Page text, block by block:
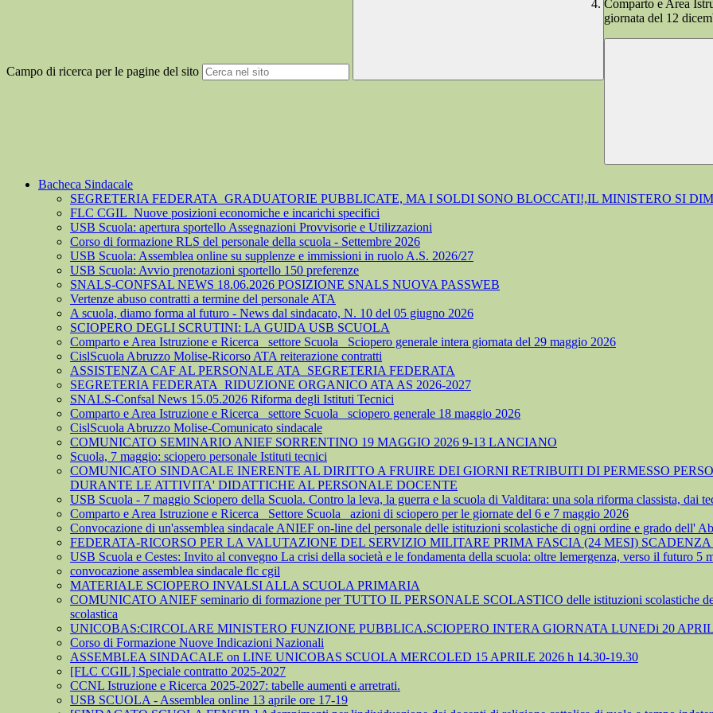
Campo di ricerca per le pagine del sito
Comparto e Area
giornata del 12
Bacheca Sindacale
SEGRETERIA FEDERATA_GRADUATORIE PUBBLICATE, MA I SOLDI SONO BLOCCATI!,IL MINISTERO SI
FLC CGIL_Nuove posizioni economiche e incarichi specifici
USB Scuola: apertura sportello Assegnazioni Provvisorie e Utilizzazioni
Corso di formazione RLS del personale della scuola - Settembre 2026
USB Scuola: Assemblea online su supplenze e immissioni in ruolo A.S. 2026/27
USB Scuola: Avvio prenotazioni sportello 150 preferenze
SNALS-CONFSAL NEWS 18.06.2026 POSIZIONE SNALS NUOVA PASSWEB
Vertenze abuso contratti a termine del personale ATA
A scuola, diamo forma al futuro - News dal sindacato, N. 10 del 05 giugno 2026
SCIOPERO DEGLI SCRUTINI: LA GUIDA USB SCUOLA
Comparto e Area Istruzione e Ricerca_ settore Scuola_ Sciopero generale intera giornata del 29 maggio 2026
CislScuola Abruzzo Molise-Ricorso ATA reiterazione contratti
ASSISTENZA CAF AL PERSONALE ATA_SEGRETERIA FEDERATA
SEGRETERIA FEDERATA_RIDUZIONE ORGANICO ATA AS 2026-2027
SNALS-Confsal News 15.05.2026 Riforma degli Istituti Tecnici
Comparto e Area Istruzione e Ricerca_ settore Scuola_ sciopero generale 18 maggio 2026
CislScuola Abruzzo Molise-Comunicato sindacale
COMUNICATO SEMINARIO ANIEF SORRENTINO 19 MAGGIO 2026 9-13 LANCIANO
Scuola, 7 maggio: sciopero personale Istituti tecnici
COMUNICATO SINDACALE INERENTE AL DIRITTO A FRUIRE DEI GIORNI RETRIBUITI DI PERMESSO
DURANTE LE ATTIVITA' DIDATTICHE AL PERSONALE DOCENTE
USB Scuola - 7 maggio Sciopero della Scuola. Contro la leva, la guerra e la scuola di Valditara: una sola riforma classista, dai
Comparto e Area Istruzione e Ricerca_ Settore Scuola_ azioni di sciopero per le giornate del 6 e 7 maggio 2026
Convocazione di un'assemblea sindacale ANIEF on-line del personale delle istituzioni scolastiche di ogni ordine e grado dell'
FEDERATA-RICORSO PER LA VALUTAZIONE DEL SERVIZIO MILITARE PRIMA FASCIA (24 MESI) SCADENZA
USB Scuola e Cestes: Invito al convegno La crisi della società e le fondamenta della scuola: oltre lemergenza, verso il futuro 5
convocazione assemblea sindacale flc cgil
MATERIALE SCIOPERO INVALSI ALLA SCUOLA PRIMARIA
COMUNICATO ANIEF seminario di formazione per TUTTO IL PERSONALE SCOLASTICO delle istituzioni scolastiche
scolastica
UNICOBAS:CIRCOLARE MINISTERO FUNZIONE PUBBLICA.SCIOPERO INTERA GIORNATA LUNEDi 20
Corso di Formazione Nuove Indicazioni Nazionali
ASSEMBLEA SINDACALE on LINE UNICOBAS SCUOLA MERCOLED 15 APRILE 2026 h 14.30-19.30
[FLC CGIL] Speciale contratto 2025-2027
CCNL Istruzione e Ricerca 2025-2027: tabelle aumenti e arretrati.
USB SCUOLA - Assemblea online 13 aprile ore 17-19